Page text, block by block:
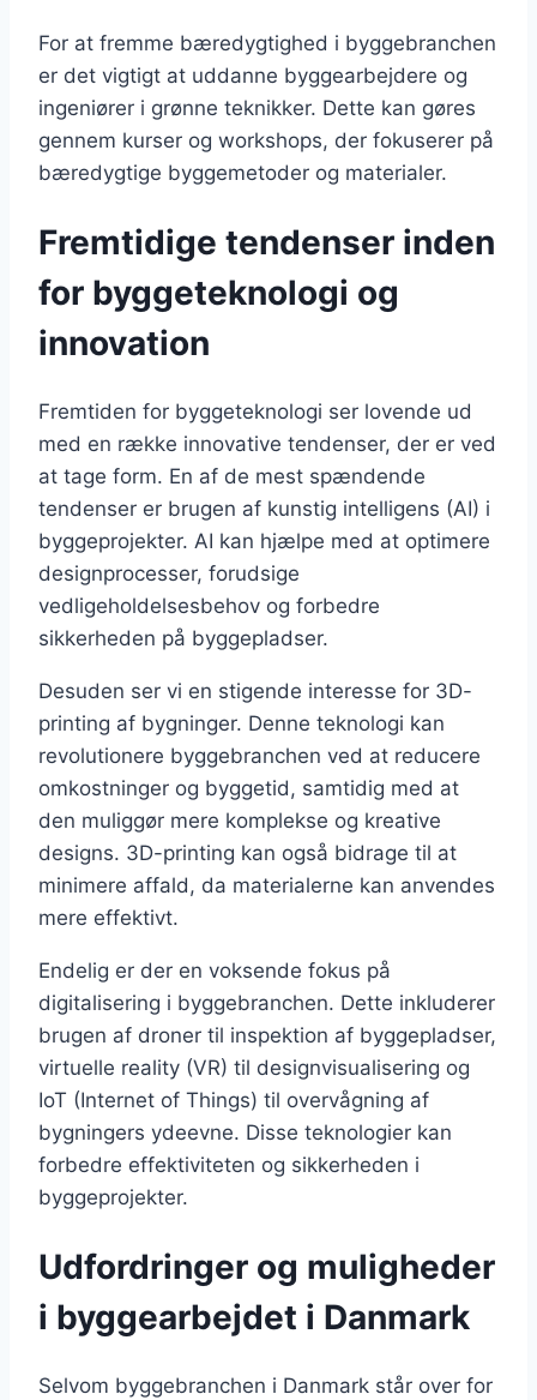
For at fremme bæredygtighed i byggebranchen
er det vigtigt at uddanne byggearbejdere og
ingeniører i grønne teknikker. Dette kan gøres
gennem kurser og workshops, der fokuserer på
bæredygtige byggemetoder og materialer.
Fremtidige tendenser inden
for byggeteknologi og
innovation
Fremtiden for byggeteknologi ser lovende ud
med en række innovative tendenser, der er ved
at tage form. En af de mest spændende
tendenser er brugen af kunstig intelligens (AI) i
byggeprojekter. AI kan hjælpe med at optimere
designprocesser, forudsige
vedligeholdelsesbehov og forbedre
sikkerheden på byggepladser.
Desuden ser vi en stigende interesse for 3D-
printing af bygninger. Denne teknologi kan
revolutionere byggebranchen ved at reducere
omkostninger og byggetid, samtidig med at
den muliggør mere komplekse og kreative
designs. 3D-printing kan også bidrage til at
minimere affald, da materialerne kan anvendes
mere effektivt.
Endelig er der en voksende fokus på
digitalisering i byggebranchen. Dette inkluderer
brugen af droner til inspektion af byggepladser,
virtuelle reality (VR) til designvisualisering og
IoT (Internet of Things) til overvågning af
bygningers ydeevne. Disse teknologier kan
forbedre effektiviteten og sikkerheden i
byggeprojekter.
Udfordringer og muligheder
i byggearbejdet i Danmark
Selvom byggebranchen i Danmark står over for